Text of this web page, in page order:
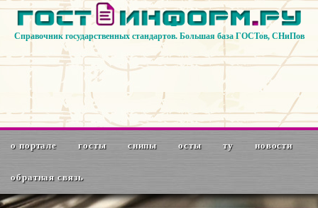
Справочник государственных стандартов. Большая база ГОСТов, СНиПов
о портале госты снипы осты ту новости
обратная связь